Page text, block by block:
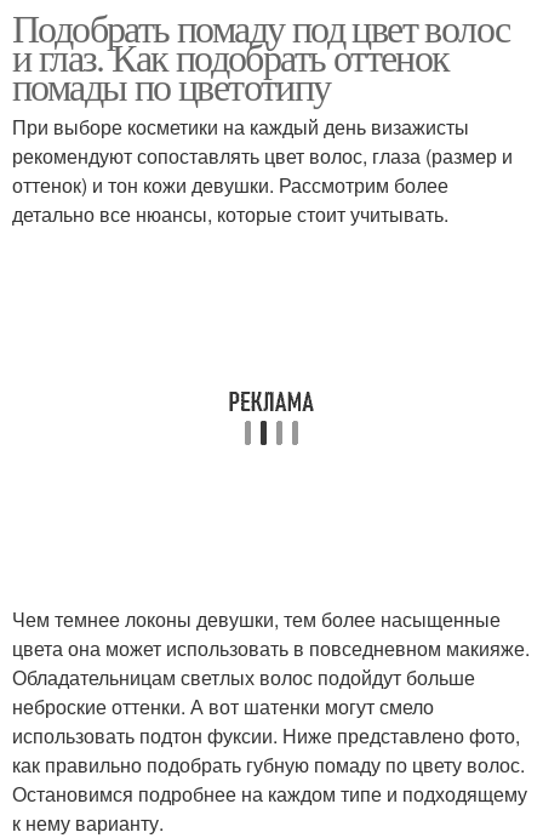
Подобрать помаду под цвет волос
и глаз. Как подобрать оттенок
помады по цветотипу
При выборе косметики на каждый день визажисты
рекомендуют сопоставлять цвет волос, глаза (размер и
оттенок) и тон кожи девушки. Рассмотрим более
детально все нюансы, которые стоит учитывать.
Чем темнее локоны девушки, тем более насыщенные
цвета она может использовать в повседневном макияже.
Обладательницам светлых волос подойдут больше
неброские оттенки. А вот шатенки могут смело
использовать подтон фуксии. Ниже представлено фото,
как правильно подобрать губную помаду по цвету волос.
Остановимся подробнее на каждом типе и подходящему
к нему варианту.